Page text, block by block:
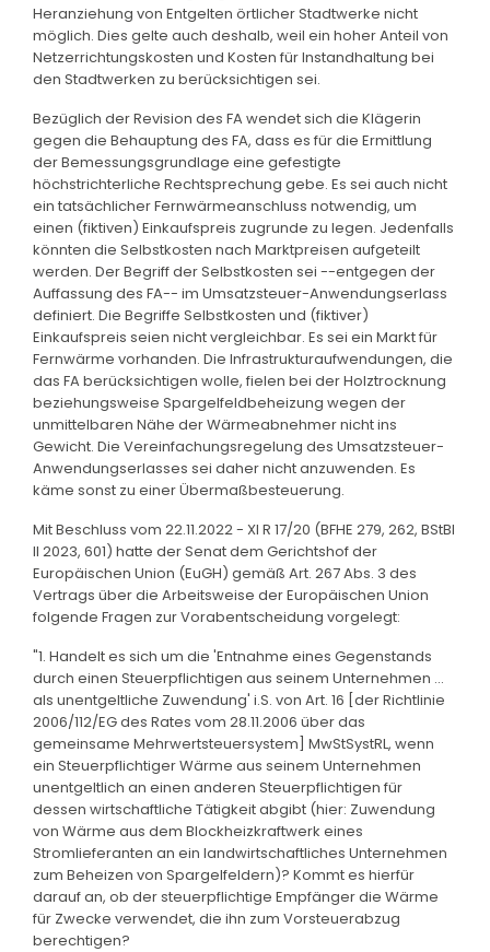
Heranziehung von Entgelten örtlicher Stadtwerke nicht
möglich. Dies gelte auch deshalb, weil ein hoher Anteil von
Netzerrichtungskosten und Kosten für Instandhaltung bei
den Stadtwerken zu berücksichtigen sei.
Bezüglich der Revision des FA wendet sich die Klägerin
gegen die Behauptung des FA, dass es für die Ermittlung
der Bemessungsgrundlage eine gefestigte
höchstrichterliche Rechtsprechung gebe. Es sei auch nicht
ein tatsächlicher Fernwärmeanschluss notwendig, um
einen (fiktiven) Einkaufspreis zugrunde zu legen. Jedenfalls
könnten die Selbstkosten nach Marktpreisen aufgeteilt
werden. Der Begriff der Selbstkosten sei --entgegen der
Auffassung des FA-- im Umsatzsteuer-Anwendungserlass
definiert. Die Begriffe Selbstkosten und (fiktiver)
Einkaufspreis seien nicht vergleichbar. Es sei ein Markt für
Fernwärme vorhanden. Die Infrastrukturaufwendungen, die
das FA berücksichtigen wolle, fielen bei der Holztrocknung
beziehungsweise Spargelfeldbeheizung wegen der
unmittelbaren Nähe der Wärmeabnehmer nicht ins
Gewicht. Die Vereinfachungsregelung des Umsatzsteuer-
Anwendungserlasses sei daher nicht anzuwenden. Es
käme sonst zu einer Übermaßbesteuerung.
Mit Beschluss vom 22.11.2022 - XI R 17/20 (BFHE 279, 262, BStBl
II 2023, 601) hatte der Senat dem Gerichtshof der
Europäischen Union (EuGH) gemäß Art. 267 Abs. 3 des
Vertrags über die Arbeitsweise der Europäischen Union
folgende Fragen zur Vorabentscheidung vorgelegt:
"1. Handelt es sich um die 'Entnahme eines Gegenstands
durch einen Steuerpflichtigen aus seinem Unternehmen ...
als unentgeltliche Zuwendung' i.S. von Art. 16 [der Richtlinie
2006/112/EG des Rates vom 28.11.2006 über das
gemeinsame Mehrwertsteuersystem] MwStSystRL, wenn
ein Steuerpflichtiger Wärme aus seinem Unternehmen
unentgeltlich an einen anderen Steuerpflichtigen für
dessen wirtschaftliche Tätigkeit abgibt (hier: Zuwendung
von Wärme aus dem Blockheizkraftwerk eines
Stromlieferanten an ein landwirtschaftliches Unternehmen
zum Beheizen von Spargelfeldern)? Kommt es hierfür
darauf an, ob der steuerpflichtige Empfänger die Wärme
für Zwecke verwendet, die ihn zum Vorsteuerabzug
berechtigen?